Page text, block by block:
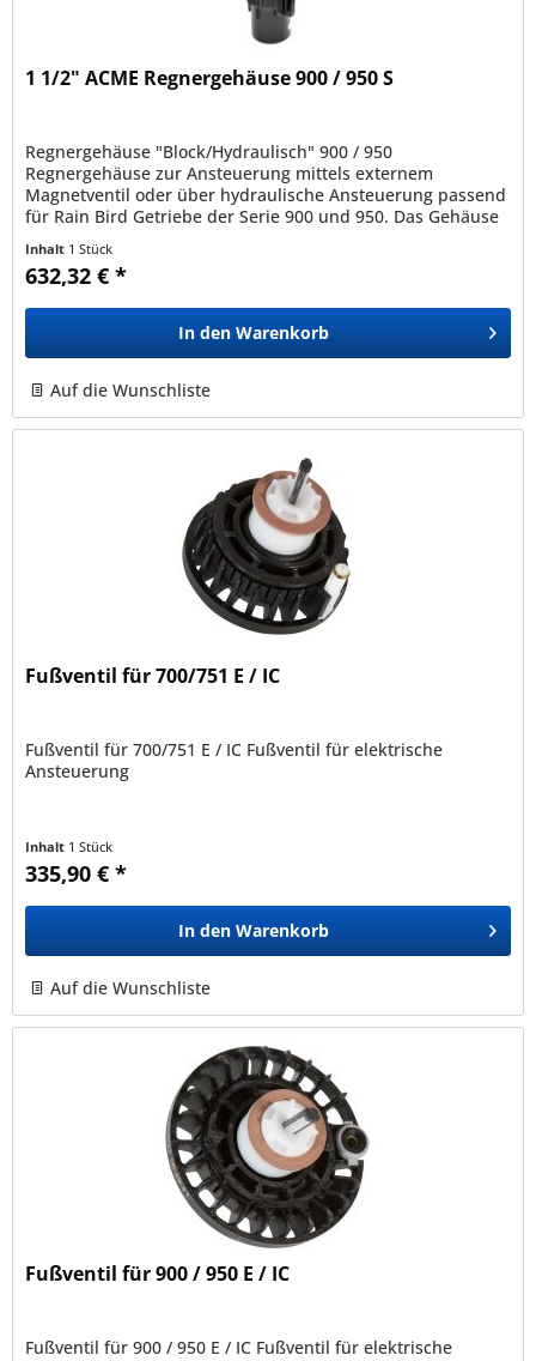
1 1/2" ACME Regnergehäuse 900 / 950 S
Regnergehäuse "Block/Hydraulisch" 900 / 950
Regnergehäuse zur Ansteuerung mittels externem
Magnetventil oder über hydraulische Ansteuerung passend
für Rain Bird Getriebe der Serie 900 und 950. Das Gehäuse
Inhalt 1 Stück
632,32 € *
In den Warenkorb
Auf die Wunschliste
Fußventil für 700/751 E / IC
Fußventil für 700/751 E / IC Fußventil für elektrische
Ansteuerung
Inhalt 1 Stück
335,90 € *
In den Warenkorb
Auf die Wunschliste
Fußventil für 900 / 950 E / IC
Fußventil für 900 / 950 E / IC Fußventil für elektrische